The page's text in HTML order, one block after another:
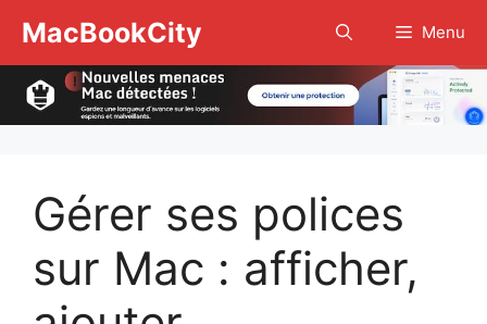
contenu
MacBookCity Menu
Gérer ses polices
sur Mac : afficher,